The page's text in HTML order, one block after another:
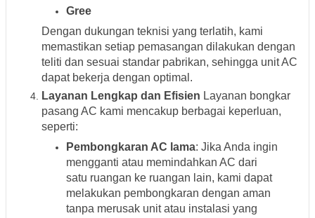
Gree
Dengan dukungan teknisi yang terlatih, kami
memastikan setiap pemasangan dilakukan dengan
teliti dan sesuai standar pabrikan, sehingga unit AC
dapat bekerja dengan optimal.
Layanan Lengkap dan Efisien Layanan bongkar
pasang AC kami mencakup berbagai keperluan,
seperti:
Pembongkaran AC lama: Jika Anda ingin
mengganti atau memindahkan AC dari
satu ruangan ke ruangan lain, kami dapat
melakukan pembongkaran dengan aman
tanpa merusak unit atau instalasi yang